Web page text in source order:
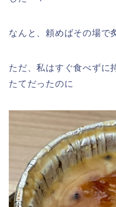
なんと、頼めばその場で
ただ、私はすぐ食べずに
たてだったのに